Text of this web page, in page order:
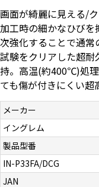
よくある質問
お問い合わせ（一
お問い合わせ（企
プライバシーポリ
画面が綺麗に見える/
加工時の細かなひび
次強化することで通
試験をクリアした超
持。高温(約400℃)処
ても傷が付きにくい超
メーカー
イングレム
製品型番
IN-P33FA/DCG
JAN